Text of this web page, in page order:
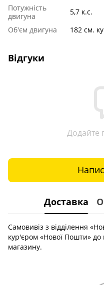
Потужність
двигуна
5,7 к.с.
Об'єм двигуна
182 см.
Відгуки
Додайте
Доставка
Самовивіз з відділення
кур'єром «Нової Пошти»
магазину.